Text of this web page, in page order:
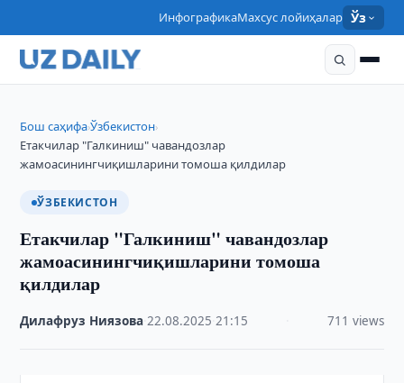
ИнфографикаМахсус лойиҳалар Ўз
Бош саҳифа›Ўзбекистон›
Етакчилар "Галкиниш" чавандозлар
жамоасинингчиқишларини томоша қилдилар
ЎЗБЕКИСТОН
Етакчилар "Галкиниш" чавандозлар
жамоасинингчиқишларини томоша
қилдилар
Дилафруз Ниязова ·22.08.2025 ·21:15 711 views